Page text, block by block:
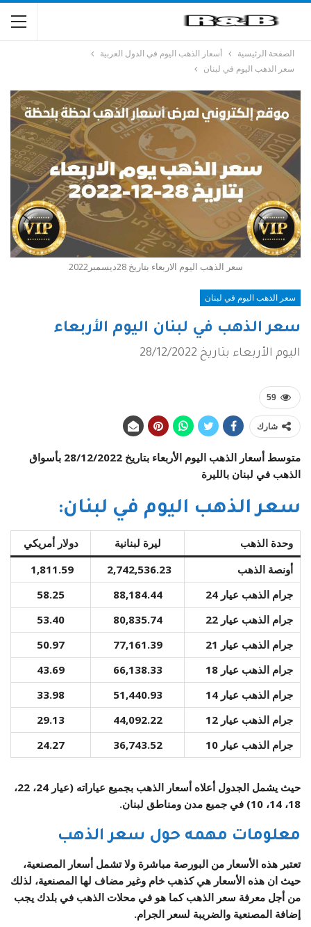
الصفحة الرئيسية
أسعار الذهب اليوم في الدول العربية
سعر الذهب اليوم في لبنان
سعر الذهب اليوم الاربعاء بتاريخ 28ديسمبر2022
سعر الذهب اليوم في لبنان
سعر الذهب في لبنان اليوم الأربعاء
اليوم الأربعاء بتاريخ 28/12/2022
59
شارك
متوسط أسعار الذهب اليوم الأربعاء بتاريخ 28/12/2022 بأسواق
الذهب في لبنان بالليرة
سعر الذهب اليوم في لبنان:
وحدة الذهب ليرة لبنانية
دولار أمريكي
أونصة الذهب
2,742,536.23
1,811.59
جرام الذهب عيار 24
88,184.44
58.25
جرام الذهب عيار 22
80,835.74
53.40
جرام الذهب عيار 21
77,161.39
50.97
جرام الذهب عيار 18
66,138.33
43.69
جرام الذهب عيار 14
51,440.93
33.98
جرام الذهب عيار 12
44,092.22
29.13
جرام الذهب عيار 10
36,743.52
24.27
حيث يشمل الجدول أعلاه أسعار الذهب بجميع عياراته (عيار 24، 22،
18، 14، 10) في جميع مدن ومناطق لبنان.
معلومات مهمه حول سعر الذهب
تعتبر هذه الأسعار من البورصة مباشرة ولا تشمل أسعار المصنعية،
حيث ان هذه الأسعار هي كذهب خام وغير مضاف لها المصنعية، لذلك
من أجل معرفة سعر الذهب كما هو في محلات الذهب في بلدك يجب
إضافة المصنعية والضريبة لسعر الجرام.